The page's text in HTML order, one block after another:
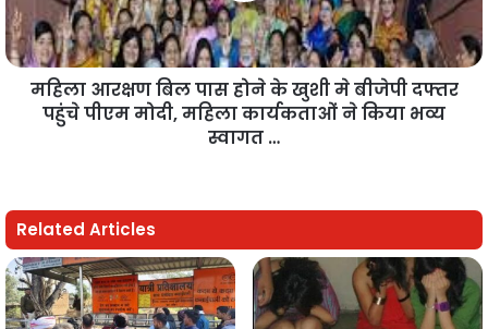
महिला आरक्षण बिल पास होने के खुशी मे बीजेपी दफ्तर
पहुंचे पीएम मोदी, महिला कार्यकताओं ने किया भव्य
स्वागत …
Related Articles